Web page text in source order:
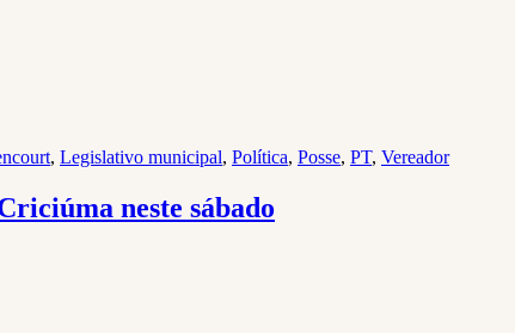
, Legislativo municipal, Política, Posse, PT, Vereador
neste sábado